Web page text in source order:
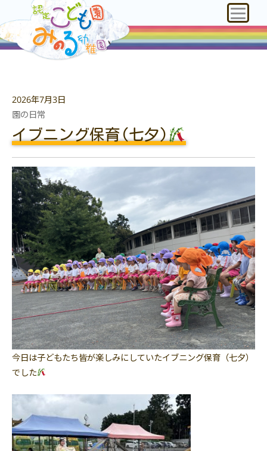
2026年7月3日
園の日常
‪‬イブニング保育(七夕)‪
今日は子どもたち皆が楽しみにしていたイブニング保育（七夕）
でした